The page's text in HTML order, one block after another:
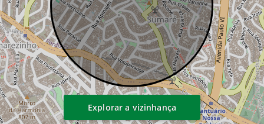
Explorar a vizinhança